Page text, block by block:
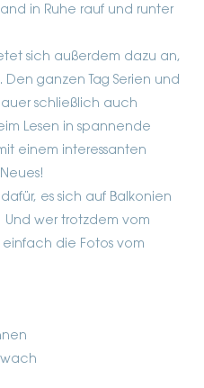
in Ruhe rauf und runter
sich außerdem dazu an,
ganzen Tag Serien und
schließlich auch
Lesen in spannende
einem interessanten
es sich auf Balkonien
wer trotzdem vom
die Fotos vom
wach